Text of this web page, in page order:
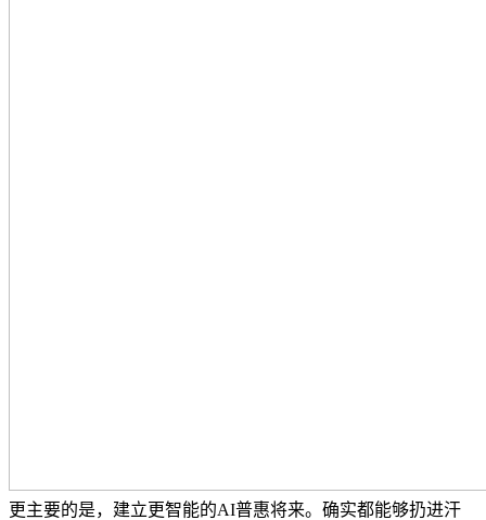
更主要的是，建立更智能的AI普惠将来。确实都能够扔进汗